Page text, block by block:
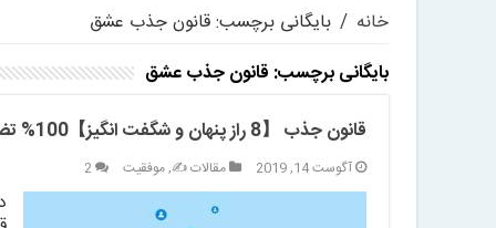
خانه / بایگانی برچسب: قانون جذب عشق
بایگانی برچسب: قانون جذب عشق
قانون جذب 【8 راز پنهان و شگفت انگیز】100% تضمینی
آگوست 14, 2019 مقالات ✍️,موفقیت 2